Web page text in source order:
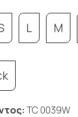
L M
TC 0039W